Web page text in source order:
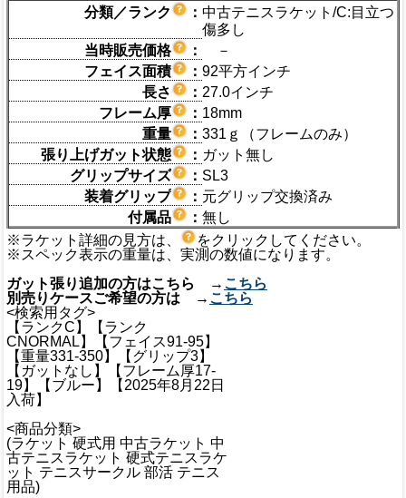
分類／ランク
： 中古テニスラケット/C:目立つ
傷多し
当時販売価格
：
－
フェイス面積
： 92平方インチ
長さ
： 27.0インチ
フレーム厚
： 18mm
重量
： 331ｇ（フレームのみ）
張り上げガット状態
： ガット無し
グリップサイズ
： SL3
装着グリップ
： 元グリップ交換済み
付属品
： 無し
※ラケット詳細の見方は、
をクリックしてください。
※スペック表示の重量は、実測の数値になります。
ガット張り追加の方はこちら → こちら
別売りケースご希望の方は → こちら
<検索用タグ>
【ランクC】【ランク
CNORMAL】【フェイス91-95】
【重量331-350】【グリップ3】
【ガットなし】【フレーム厚17-
19】【ブルー】【2025年8月22日
入荷】
<商品分類>
(ラケット 硬式用 中古ラケット 中
古テニスラケット 硬式テニスラケ
ット テニスサークル 部活 テニス
用品)